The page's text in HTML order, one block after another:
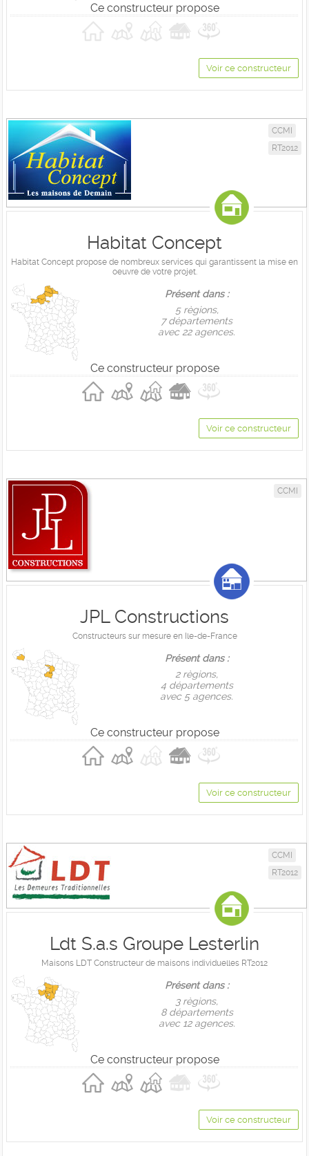
Ce constructeur propose
Voir ce constructeur
CCMI
RT2012
Habitat Concept
Habitat Concept propose de nombreux services qui garantissent la mise en
oeuvre de votre projet.
Présent dans :
5 règions,
7 départements
avec 22 agences.
Ce constructeur propose
Voir ce constructeur
CCMI
JPL Constructions
Constructeurs sur mesure en Ile-de-France
Présent dans :
2 règions,
4 départements
avec 5 agences.
Ce constructeur propose
Voir ce constructeur
CCMI
RT2012
Ldt S.a.s Groupe Lesterlin
Maisons LDT Constructeur de maisons individuelles RT2012
Présent dans :
3 règions,
8 départements
avec 12 agences.
Ce constructeur propose
Voir ce constructeur